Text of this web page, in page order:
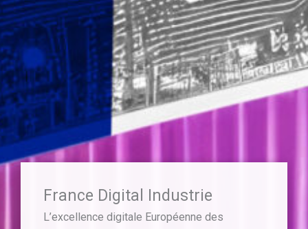
France Digital Industrie
L’excellence digitale Européenne des